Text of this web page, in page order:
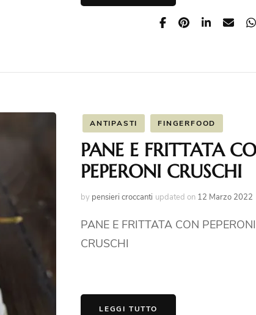
ANTIPASTI FINGERFOOD
PANE E FRITTATA
PEPERONI CRUSCHI
by pensieri croccanti updated on 12 Marzo 2022
PANE E FRITTATA CON PEPERONI
CRUSCHI
LEGGI TUTTO